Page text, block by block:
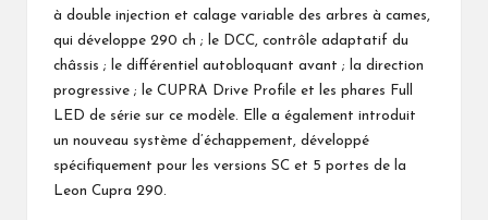
à double injection et calage variable des arbres à cames,
qui développe 290 ch ; le DCC, contrôle adaptatif du
châssis ; le différentiel autobloquant avant ; la direction
progressive ; le CUPRA Drive Profile et les phares Full
LED de série sur ce modèle. Elle a également introduit
un nouveau système d’échappement, développé
spécifiquement pour les versions SC et 5 portes de la
Leon Cupra 290.